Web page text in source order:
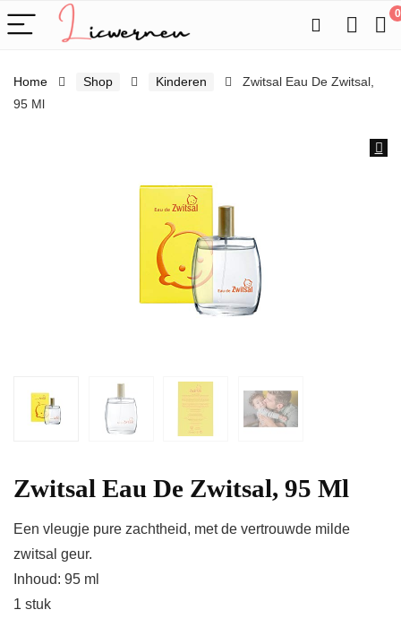
0
Home Shop Kinderen
Zwitsal Eau De Zwitsal,
95 Ml
Zwitsal Eau De Zwitsal, 95 Ml
Een vleugje pure zachtheid, met de vertrouwde milde
zwitsal geur.
Inhoud: 95 ml
1 stuk